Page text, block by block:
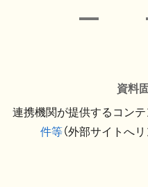
資料
連携機関が提供するコンテ
件等（外部サイトへ